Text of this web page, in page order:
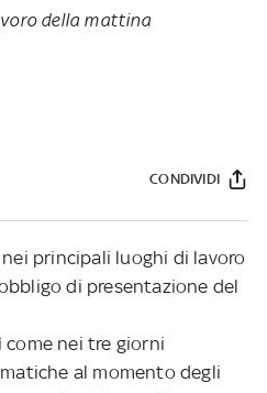
della mattina
CONDIVIDI
nei principali luoghi di lavoro
di presentazione del
nei tre giorni
al momento degli